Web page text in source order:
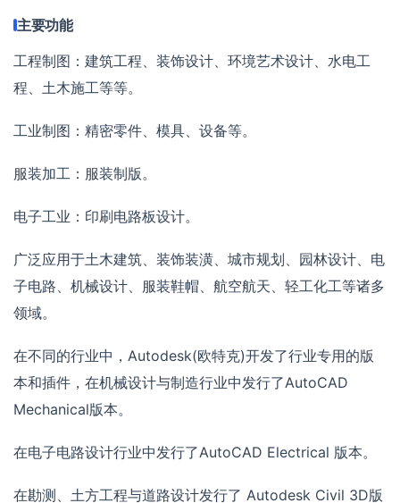
主要功能
工程制图：建筑工程、装饰设计、环境艺术设计、水电工
程、土木施工等等。
工业制图：精密零件、模具、设备等。
服装加工：服装制版。
电子工业：印刷电路板设计。
广泛应用于土木建筑、装饰装潢、城市规划、园林设计、电
子电路、机械设计、服装鞋帽、航空航天、轻工化工等诸多
领域。
在不同的行业中，Autodesk(欧特克)开发了行业专用的版
本和插件，在机械设计与制造行业中发行了AutoCAD
Mechanical版本。
在电子电路设计行业中发行了AutoCAD Electrical 版本。
在勘测、土方工程与道路设计发行了 Autodesk Civil 3D版